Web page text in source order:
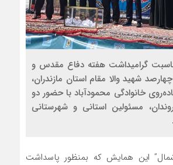
گرامیداشت هفته دفاع مقدس و
شهید والا مقام استان مازندران،
خانوادگی محمودآباد با حضور دو
مسئولین استانی و شهرستانی
این همایش که بمنظور پاسداشت